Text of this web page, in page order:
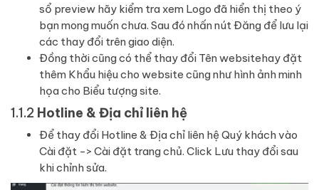
sổ preview hãy kiểm tra xem Logo đã hiển thị theo ý
bạn mong muốn chưa. Sau đó nhấn nút Đăng để lưu lại
các thay đổi trên giao diện.
Đồng thời cũng có thể thay đổi Tên websitehay đặt
thêm Khẩu hiệu cho website cũng như hình ảnh minh
họa cho Biểu tượng site.
1.1.2 Hotline & Địa chỉ liên hệ
Để thay đổi Hotline & Địa chỉ liên hệ Quý khách vào
Cài đặt -> Cài đặt trang chủ. Click Lưu thay đổi sau
khi chỉnh sửa.